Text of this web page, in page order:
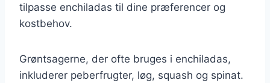
tilpasse enchiladas til dine præferencer og
kostbehov.
Grøntsagerne, der ofte bruges i enchiladas,
inkluderer peberfrugter, løg, squash og spinat.